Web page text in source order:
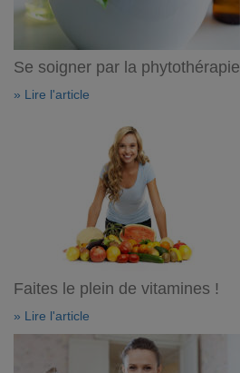
Se soigner par la phytothérapie
» Lire l'article
Faites le plein de vitamines !
» Lire l'article